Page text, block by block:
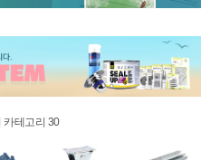
카테고리 30